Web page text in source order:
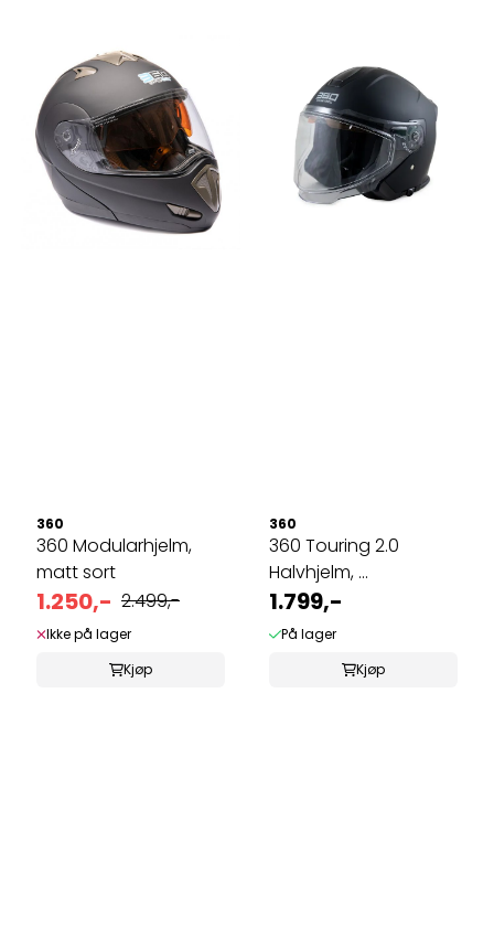
360
360 Modularhjelm,
matt sort
1.250,- 2.499,-
Ikke på lager
Kjøp
360
360 Touring 2.0
Halvhjelm, ...
1.799,-
På lager
Kjøp